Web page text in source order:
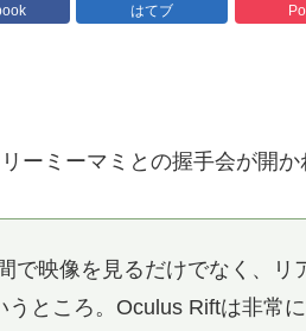
はてブ
ーミーマミとの握手会が開か
で映像を見るだけでなく、リ
うところ。Oculus Riftは非常